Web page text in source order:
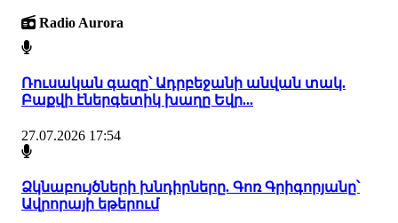
Radio Aurora
Ռուսական գազը՝ Ադրբեջանի անվան տակ.
Բաքվի էներգետիկ խաղը Եվր...
27.07.2026 17:54
Ձկնաբույծների խնդիրները. Գոռ Գրիգորյանը՝
Ավրորայի եթերում